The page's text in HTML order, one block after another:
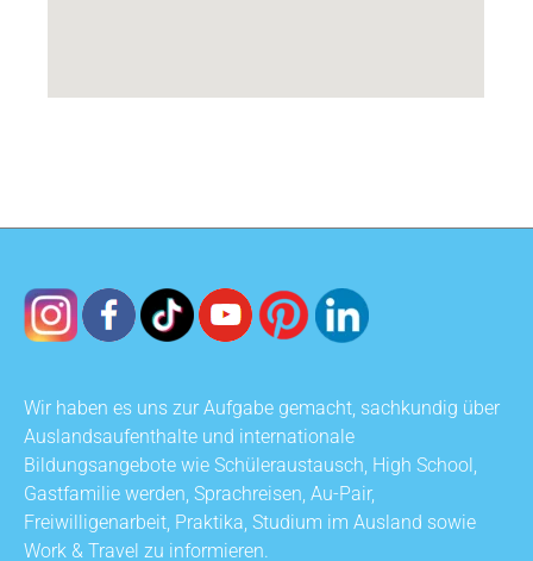
Wir haben es uns zur Aufgabe gemacht, sachkundig über
Auslandsaufenthalte und internationale
Bildungsangebote wie Schüleraustausch, High School,
Gastfamilie werden, Sprachreisen, Au-Pair,
Freiwilligenarbeit, Praktika, Studium im Ausland sowie
Work & Travel zu informieren.